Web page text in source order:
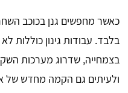
כאשר מחפשים גנן בכוכב
בלבד. עבודות גינון כוללות
בצמחייה, שדרוג מערכות
ולעיתים גם הקמה מחדש של